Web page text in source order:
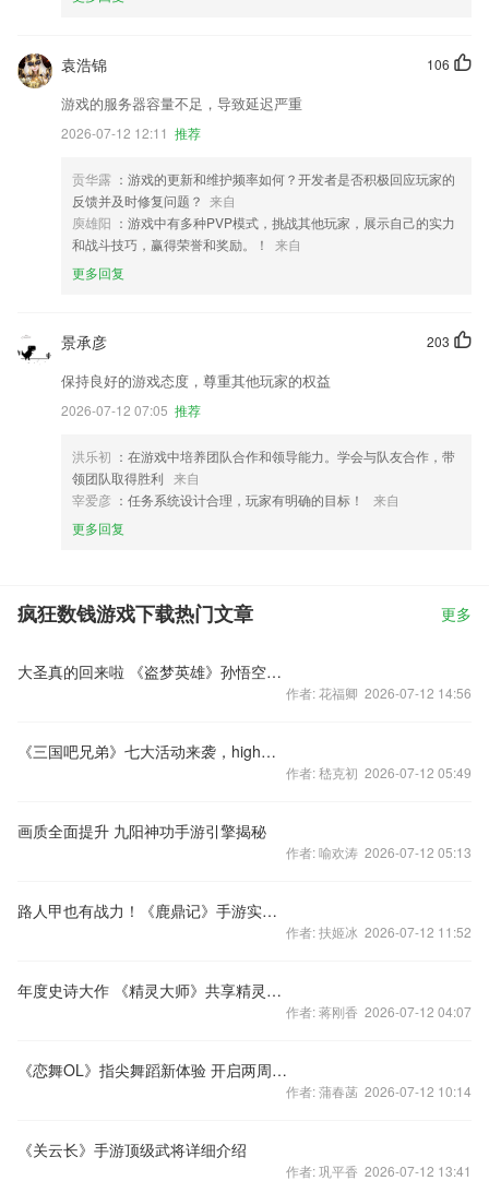
106
袁浩锦
游戏的服务器容量不足，导致延迟严重
2026-07-12 12:11 推荐
贡华露 ：游戏的更新和维护频率如何？开发者是否积极回应玩家的
反馈并及时修复问题？ 来自
庾雄阳 ：游戏中有多种PVP模式，挑战其他玩家，展示自己的实力
和战斗技巧，赢得荣誉和奖励。！
来自
更多回复
203
景承彦
保持良好的游戏态度，尊重其他玩家的权益
2026-07-12 07:05 推荐
洪乐初 ：在游戏中培养团队合作和领导能力。学会与队友合作，带
领团队取得胜利 来自
宰爱彦 ：任务系统设计合理，玩家有明确的目标！
来自
更多回复
疯狂数钱游戏下载热门文章 更多
大圣真的回来啦 《盗梦英雄》孙悟空踏碎凌霄
作者: 花福卿 2026-07-12 14:56
《三国吧兄弟》七大活动来袭，high翻全场
作者: 嵇克初 2026-07-12 05:49
画质全面提升 九阳神功手游引擎揭秘
作者: 喻欢涛 2026-07-12 05:13
路人甲也有战力！《鹿鼎记》手游实力卡牌
作者: 扶姬冰 2026-07-12 11:52
年度史诗大作 《精灵大师》共享精灵盛宴
作者: 蒋刚香 2026-07-12 04:07
《恋舞OL》指尖舞蹈新体验 开启两周年新乐章
作者: 蒲春菡 2026-07-12 10:14
《关云长》手游顶级武将详细介绍
作者: 巩平香 2026-07-12 13:41